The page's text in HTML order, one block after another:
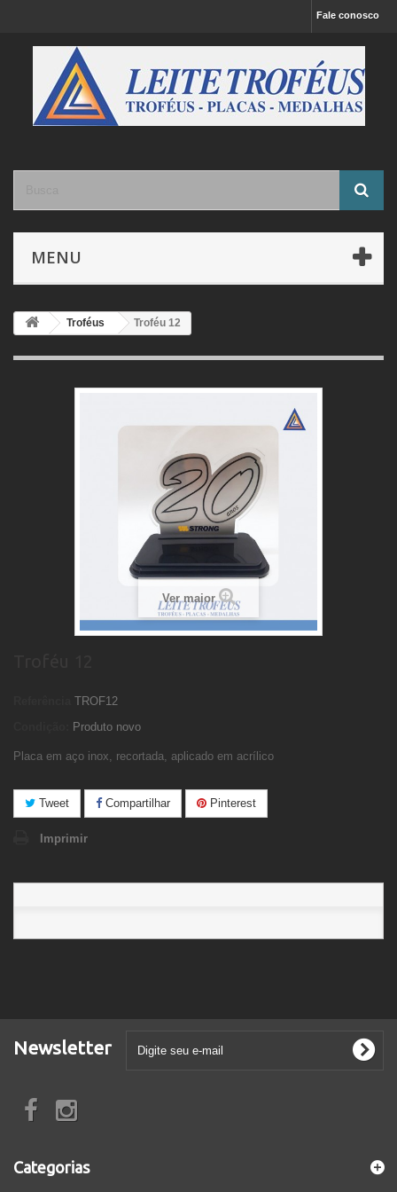
Fale conosco
MENU
Troféus Troféu 12
Ver maior
TROF12
Produto novo
Placa em aço inox, recortada, aplicado em acrílico
Tweet Compartilhar Pinterest
Imprimir
Newsletter
Categorias